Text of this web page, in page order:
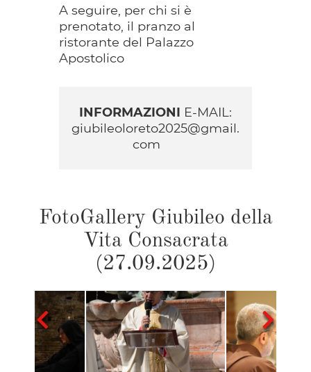
A seguire, per chi si è
prenotato, il pranzo al
ristorante del Palazzo
Apostolico
INFORMAZIONI E-MAIL:
giubileoloreto2025@gmail.
com
FotoGallery Giubileo della
Vita Consacrata
(27.09.2025)